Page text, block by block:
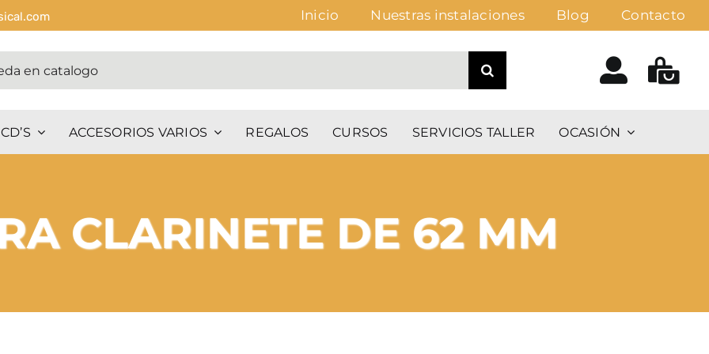
Inicio Nuestras instalaciones Blog Contacto
ACCESORIOS VARIOS REGALOS CURSOS SERVICIOS TALLER OCASIÓN
CLARINETE DE 62 MM